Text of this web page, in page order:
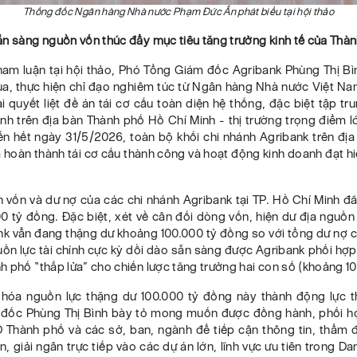
Thống đốc Ngân hàng Nhà nước Phạm Đức Ấn phát biểu tại hội thảo
sàng nguồn vốn thúc đẩy mục tiêu tăng trưởng kinh tế của
luận tại hội thảo, Phó Tổng Giám đốc Agribank Phùng Thị
thực hiện chỉ đạo nghiêm túc từ Ngân hàng Nhà nước Việt
quyết liệt đề án tái cơ cấu toàn diện hệ thống, đặc biệt tập
trên địa bàn Thành phố Hồ Chí Minh - thị trường trọng điểm
hết ngày 31/5/2026, toàn bộ khối chi nhánh Agribank trên địa
hoàn thành tái cơ cấu thành công và hoạt động kinh doanh đạt
vốn và dư nợ của các chi nhánh Agribank tại TP. Hồ Chí Minh
tỷ đồng. Đặc biệt, xét về cân đối dòng vốn, hiện dư địa
vẫn đang thặng dư khoảng 100.000 tỷ đồng so với tổng dư nợ
lực tài chính cực kỳ dồi dào sẵn sàng được Agribank phối
phố “thắp lửa” cho chiến lược tăng trưởng hai con số (khoảng
nguồn lực thặng dư 100.000 tỷ đồng này thành động lực
Phùng Thị Bình bày tỏ mong muốn được đồng hành, phối
Thành phố và các sở, ban, ngành để tiếp cận thông tin, thẩm
giải ngân trực tiếp vào các dự án lớn, lĩnh vực ưu tiên trong